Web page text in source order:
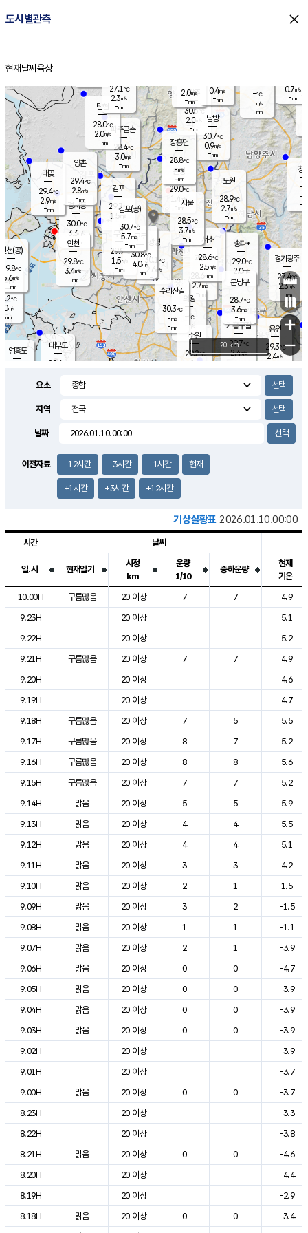
도시별관측 close
홈
현재날씨 육상
의도
℃
m/s
mm
영흥도
양주
30.5℃
2.0
-mm
과천
28.6℃
2.7m/s
- mm
용인
29.3℃
2.4m/s
경기광주
27.4℃
2.3m/s
-mm
4.0m/s
대부도
29.4
경서동
30.0℃
3.3 m/s
-mm
파주금촌
28.4℃
3.0m/s
-mm
-℃
-m/s
-mm
대곶
29.4℃
2.9m/s
-mm
창
-
-m/
-
탄현
28.0℃
2.0m/s
-mm
0.7m/s
-mm
의왕
- ℃
m/s
mm
김포
29.7℃
1.5 m/s
mm
광명
30.1
℃
2.6 m/s
-mm
부천
29.9℃
1.5m/s
-mm
양촌
29.4℃
2.8m/s
-mm
구로
30.8℃
4.0m/s
-mm
은평
29.0℃
1.4 m/s
- mm
노원
28.9℃
2.7m/s
-mm
송파*
29.0℃
2.0m/s
-mm
서초
28.6℃
2.5m/s
-mm
남방
30.7℃
0.9m/s
-mm
기흥구갈
29.7℃
2.4m/s
-
수리산길
30.3℃
-m/s
-mm
분당구
28.7℃
3.6m/s
-mm
장흥면
28.8℃
-m/s
-mm
2.0m/s
-mm
인천(공)
29.8℃
5.6m/s
-mm
김포(공)
30.7℃
5.7m/s
-mm
수원
29.2℃
4 m/s
인천
29.8℃
3.4m/s
-mm
서울
28.5℃
3.7m/s
-mm
27.1℃
2.3m/s
-mm
0.4m/s
-mm
+
−
20 km
요소
지역
날짜
이전자료 -12시간 -3시간 -1시간 현재
+1시간 +3시간 +12시간
기상실황표 2026.01.10.00:00
도시별 기상실황표로 지점, 날씨, 기온, 강수, 바람, 기압등을 안내한 표입
시간 날씨
일.시 현재일기
시정
km
운량
1/10
중하운량
현재
기온
10.00H
구름많음 20 이상 7 7
4.9
9.23H
20 이상
5.1
9.22H
20 이상
5.2
9.21H
구름많음 20 이상 7 7
4.9
9.20H
20 이상
4.6
9.19H
20 이상
4.7
9.18H
구름많음 20 이상 7 5
5.5
9.17H
구름많음 20 이상 8 7
5.2
9.16H
구름많음 20 이상 8 8
5.6
9.15H
구름많음 20 이상 7 7
5.2
9.14H
맑음 20 이상 5 5
5.9
9.13H
맑음 20 이상 4 4
5.5
9.12H
맑음 20 이상 4 4
5.1
9.11H
맑음 20 이상 3 3
4.2
9.10H
맑음 20 이상 2 1
1.5
9.09H
맑음 20 이상 3 2
-1.5
9.08H
맑음 20 이상 1 1
-1.1
9.07H
맑음 20 이상 2 1
-3.9
9.06H
맑음 20 이상 0 0
-4.7
9.05H
맑음 20 이상 0 0
-3.9
9.04H
맑음 20 이상 0 0
-3.9
9.03H
맑음 20 이상 0 0
-3.9
9.02H
20 이상
-3.9
9.01H
20 이상
-3.7
9.00H
맑음 20 이상 0 0
-3.7
8.23H
20 이상
-3.3
8.22H
20 이상
-3.8
8.21H
맑음 20 이상 0 0
-4.6
8.20H
20 이상
-4.4
8.19H
20 이상
-2.9
8.18H
맑음 20 이상 0 0
-3.4